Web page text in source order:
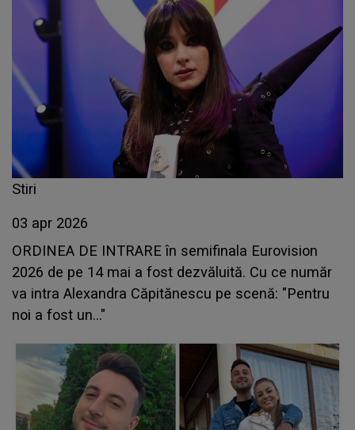
Stiri
03 apr 2026
ORDINEA DE INTRARE în semifinala Eurovision
2026 de pe 14 mai a fost dezvăluită. Cu ce număr
va intra Alexandra Căpitănescu pe scenă: "Pentru
noi a fost un..."